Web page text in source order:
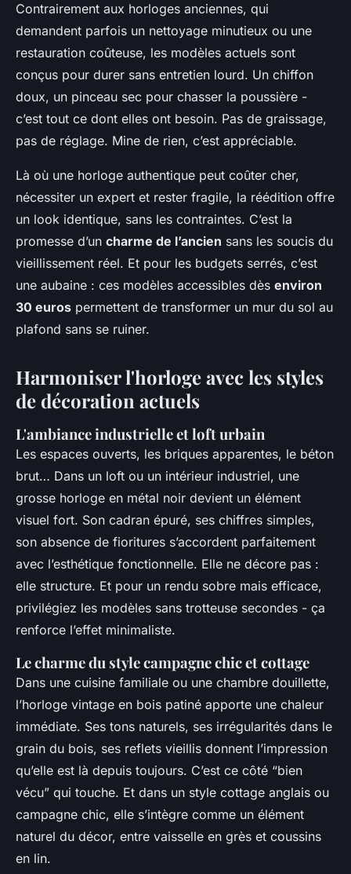
Contrairement aux horloges anciennes, qui
demandent parfois un nettoyage minutieux ou une
restauration coûteuse, les modèles actuels sont
conçus pour durer sans entretien lourd. Un chiffon
doux, un pinceau sec pour chasser la poussière -
c’est tout ce dont elles ont besoin. Pas de graissage,
pas de réglage. Mine de rien, c’est appréciable.
Là où une horloge authentique peut coûter cher,
nécessiter un expert et rester fragile, la réédition offre
un look identique, sans les contraintes. C’est la
promesse d’un charme de l’ancien sans les soucis du
vieillissement réel. Et pour les budgets serrés, c’est
une aubaine : ces modèles accessibles dès environ
30 euros permettent de transformer un mur du sol au
plafond sans se ruiner.
Harmoniser l'horloge avec les styles
de décoration actuels
L'ambiance industrielle et loft urbain
Les espaces ouverts, les briques apparentes, le béton
brut… Dans un loft ou un intérieur industriel, une
grosse horloge en métal noir devient un élément
visuel fort. Son cadran épuré, ses chiffres simples,
son absence de fioritures s’accordent parfaitement
avec l’esthétique fonctionnelle. Elle ne décore pas :
elle structure. Et pour un rendu sobre mais efficace,
privilégiez les modèles sans trotteuse secondes - ça
renforce l’effet minimaliste.
Le charme du style campagne chic et cottage
Dans une cuisine familiale ou une chambre douillette,
l’horloge vintage en bois patiné apporte une chaleur
immédiate. Ses tons naturels, ses irrégularités dans le
grain du bois, ses reflets vieillis donnent l’impression
qu’elle est là depuis toujours. C’est ce côté “bien
vécu” qui touche. Et dans un style cottage anglais ou
campagne chic, elle s’intègre comme un élément
naturel du décor, entre vaisselle en grès et coussins
en lin.